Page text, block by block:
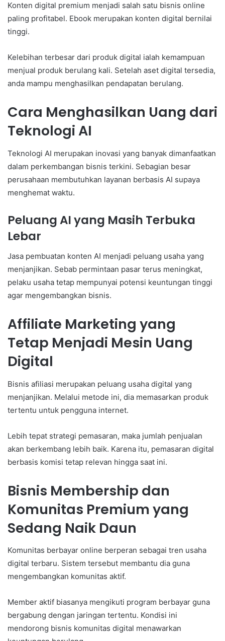
Konten digital premium menjadi salah satu bisnis online
paling profitabel. Ebook merupakan konten digital bernilai
tinggi.
Kelebihan terbesar dari produk digital ialah kemampuan
menjual produk berulang kali. Setelah aset digital tersedia,
anda mampu menghasilkan pendapatan berulang.
Cara Menghasilkan Uang dari
Teknologi AI
Teknologi AI merupakan inovasi yang banyak dimanfaatkan
dalam perkembangan bisnis terkini. Sebagian besar
perusahaan membutuhkan layanan berbasis AI supaya
menghemat waktu.
Peluang AI yang Masih Terbuka
Lebar
Jasa pembuatan konten AI menjadi peluang usaha yang
menjanjikan. Sebab permintaan pasar terus meningkat,
pelaku usaha tetap mempunyai potensi keuntungan tinggi
agar mengembangkan bisnis.
Affiliate Marketing yang
Tetap Menjadi Mesin Uang
Digital
Bisnis afiliasi merupakan peluang usaha digital yang
menjanjikan. Melalui metode ini, dia memasarkan produk
tertentu untuk pengguna internet.
Lebih tepat strategi pemasaran, maka jumlah penjualan
akan berkembang lebih baik. Karena itu, pemasaran digital
berbasis komisi tetap relevan hingga saat ini.
Bisnis Membership dan
Komunitas Premium yang
Sedang Naik Daun
Komunitas berbayar online berperan sebagai tren usaha
digital terbaru. Sistem tersebut membantu dia guna
mengembangkan komunitas aktif.
Member aktif biasanya mengikuti program berbayar guna
bergabung dengan jaringan tertentu. Kondisi ini
mendorong bisnis komunitas digital menawarkan